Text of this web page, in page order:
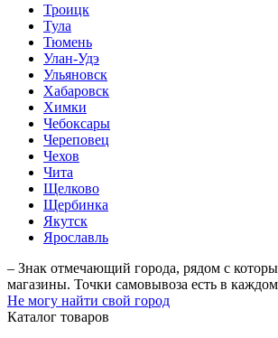
Троицк
Тула
Тюмень
Улан-Удэ
Ульяновск
Хабаровск
Химки
Чебоксары
Череповец
Чехов
Чита
Щелково
Щербинка
Якутск
Ярославль
– Знак отмечающий города, рядом с
магазины. Точки самовывоза есть в
Не могу найти свой город
Каталог товаров